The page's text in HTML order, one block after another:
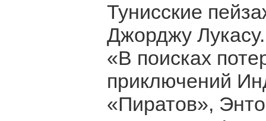
Тунисские
Джорджу
«В поисках
приключений
«Пиратов»,